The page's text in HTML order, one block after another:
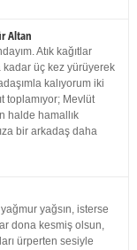
Altan
Atık kağıtlar
kadar üç kez yürüyerek
kalıyorum iki
toplamıyor; Mevlüt
halde hamallık
bir arkadaş daha
yağsın, isterse
dona kesmiş olsun,
ürperten sesiyle